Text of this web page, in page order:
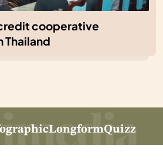
cooperative
Thailand
LongformQuizz